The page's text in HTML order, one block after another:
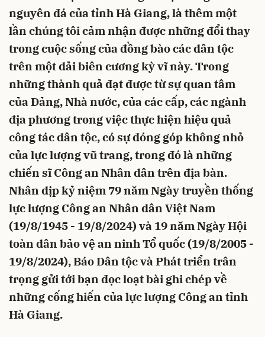
nguyên đá của tỉnh Hà Giang, là thêm một
lần chúng tôi cảm nhận được những đổi thay
trong cuộc sống của đồng bào các dân tộc
trên một dải biên cương kỳ vĩ này. Trong
những thành quả đạt được từ sự quan tâm
của Đảng, Nhà nước, của các cấp, các ngành
địa phương trong việc thực hiện hiệu quả
công tác dân tộc, có sự đóng góp không nhỏ
của lực lượng vũ trang, trong đó là những
chiến sĩ Công an Nhân dân trên địa bàn.
Nhân dịp kỷ niệm 79 năm Ngày truyền thống
lực lượng Công an Nhân dân Việt Nam
(19/8/1945 - 19/8/2024) và 19 năm Ngày Hội
toàn dân bảo vệ an ninh Tổ quốc (19/8/2005 -
19/8/2024), Báo Dân tộc và Phát triển trân
trọng gửi tới bạn đọc loạt bài ghi chép về
những cống hiến của lực lượng Công an tỉnh
Hà Giang.